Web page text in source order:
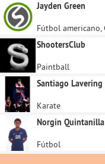
Jayden Green
ShootersClub
Paintball
Santiago Lavering
Karate
Norgin Quintanilla
Fútbol